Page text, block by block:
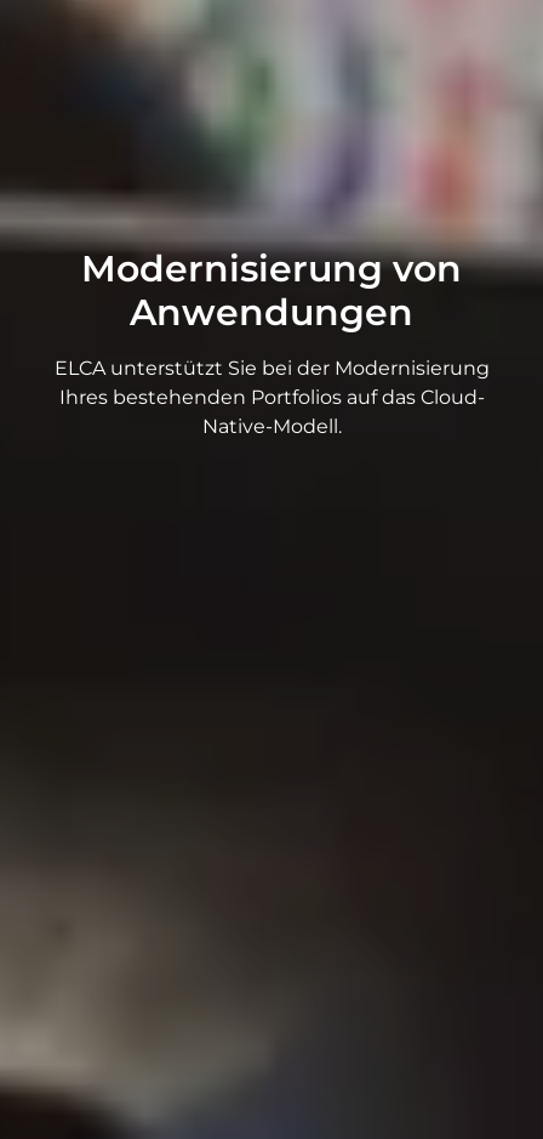
Modernisierung von
Anwendungen
ELCA unterstützt Sie bei der Modernisierung
Ihres bestehenden Portfolios auf das Cloud-
Native-Modell.